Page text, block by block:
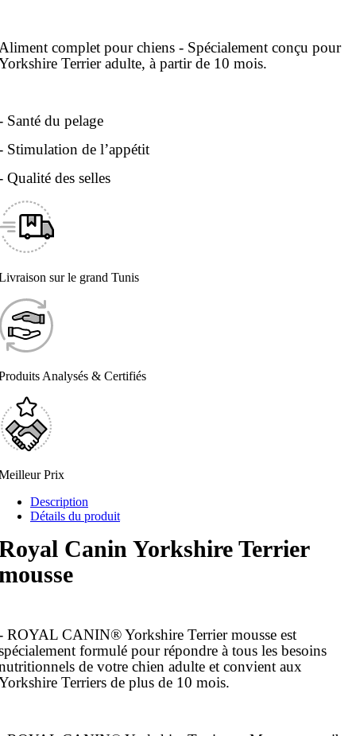
complet pour chiens - Spécialement conçu pour
Terrier adulte, à partir de 10 mois.
Santé du pelage
Stimulation de l’appétit
Qualité des selles
sur le grand Tunis
Analysés & Certifiés
Prix
Description
Détails du produit
Canin Yorkshire Terrier
ROYAL CANIN® Yorkshire Terrier mousse est
formulé pour répondre à tous les besoins
de votre chien adulte et convient aux
Terriers de plus de 10 mois.